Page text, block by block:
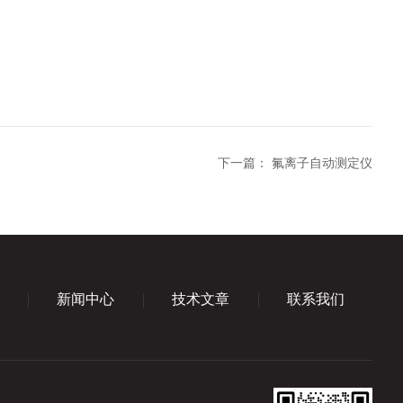
下一篇： 氟离子自动测定仪
新闻中心 技术文章 联系我们